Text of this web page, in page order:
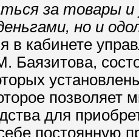
за товары
но и
в кабинете
позволяет
для
постоянную